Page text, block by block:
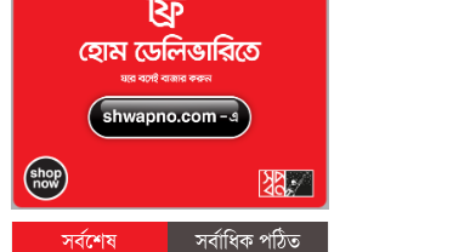
সর্বশেষ
সর্বাধিক পঠিত